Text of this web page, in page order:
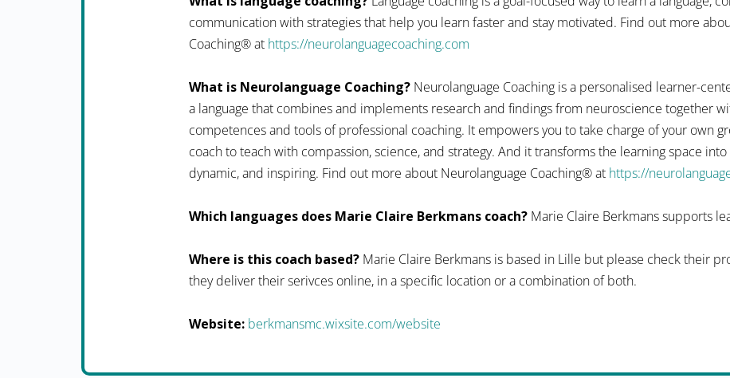
communication with strategies that help you learn faster and stay motivated. Find out more
Coaching® at https://neurolanguagecoaching.com
What is Neurolanguage Coaching? Neurolanguage Coaching is a personalised learner-
a language that combines and implements research and findings from neuroscience together
competences and tools of professional coaching. It empowers you to take charge of your own
coach to teach with compassion, science, and strategy. And it transforms the learning space
dynamic, and inspiring. Find out more about Neurolanguage Coaching® at https://
Which languages does Marie Claire Berkmans coach? Marie Claire Berkmans supports
Where is this coach based? Marie Claire Berkmans is based in Lille but please check their
they deliver their serivces online, in a specific location or a combination of both.
Website: berkmansmc.wixsite.com/website